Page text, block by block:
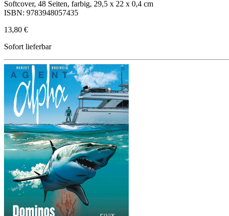
Softcover, 48 Seiten, farbig, 29,5 x 22 x 0,4 cm
ISBN: 9783948057435
13,80 €
Sofort lieferbar